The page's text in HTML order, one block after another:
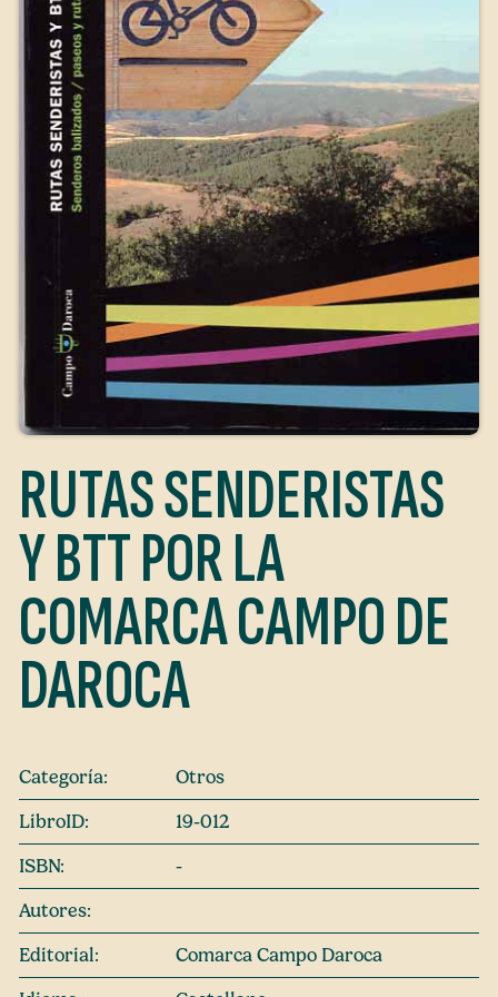
RUTAS SENDERISTAS
Y BTT POR LA
COMARCA CAMPO DE
DAROCA
Categoría:
Otros
LibroID:
19-012
ISBN:
-
Autores:
Editorial:
Comarca Campo Daroca